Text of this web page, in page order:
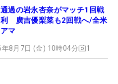
過の岩永杏奈がマッチ1回戦
利 廣吉優梨菜も2回戦へ/全米
マ
年8月7日 (金) 10時04分 1